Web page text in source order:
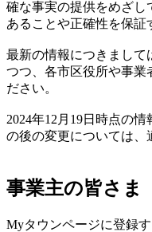
確な事実の提供をめざし
あることや正確性を保証
最新の情報につきまして
つつ、各市区役所や事業
ださい。
2024年12月19日時点の
の後の変更については、
事業主の皆さま
Myタウンページに登録す